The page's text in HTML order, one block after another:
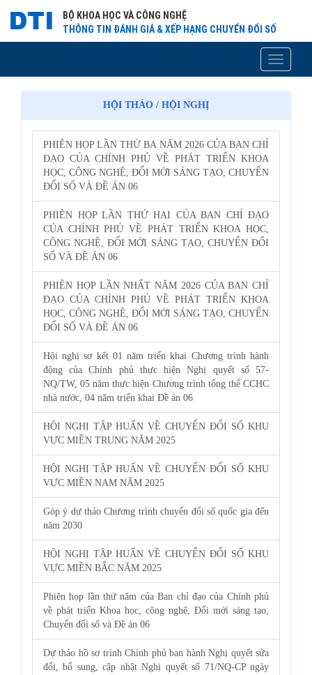
BỘ KHOA HỌC VÀ CÔNG NGHỆ
THÔNG TIN ĐÁNH GIÁ & XẾP HẠNG CHUYỂN ĐỔI SỐ
Toggle
HỘI THẢO / HỘI NGHỊ
PHIÊN HỌP LẦN THỨ BA NĂM 2026 CỦA BAN CHỈ
ĐẠO CỦA CHÍNH PHỦ VỀ PHÁT TRIỂN KHOA
HỌC, CÔNG NGHỆ, ĐỔI MỚI SÁNG TẠO, CHUYỂN
ĐỔI SỐ VÀ ĐỀ ÁN 06
PHIÊN HỌP LẦN THỨ HAI CỦA BAN CHỈ ĐẠO
CỦA CHÍNH PHỦ VỀ PHÁT TRIỂN KHOA HỌC,
CÔNG NGHỆ, ĐỔI MỚI SÁNG TẠO, CHUYỂN ĐỔI
SỐ VÀ ĐỀ ÁN 06
PHIÊN HỌP LẦN NHẤT NĂM 2026 CỦA BAN CHỈ
ĐẠO CỦA CHÍNH PHỦ VỀ PHÁT TRIỂN KHOA
HỌC, CÔNG NGHỆ, ĐỔI MỚI SÁNG TẠO, CHUYỂN
ĐỔI SỐ VÀ ĐỀ ÁN 06
Hội nghị sơ kết 01 năm triển khai Chương trình hành
động của Chính phủ thực hiện Nghị quyết số 57-
NQ/TW, 05 năm thực hiện Chương trình tổng thể CCHC
nhà nước, 04 năm triển khai Đề án 06
HỘI NGHỊ TẬP HUẤN VỀ CHUYỂN ĐỔI SỐ KHU
VỰC MIỀN TRUNG NĂM 2025
HỘI NGHỊ TẬP HUẤN VỀ CHUYỂN ĐỔI SỐ KHU
VỰC MIỀN NAM NĂM 2025
Góp ý dự thảo Chương trình chuyển đổi số quốc gia đến
năm 2030
HỘI NGHỊ TẬP HUẤN VỀ CHUYỂN ĐỔI SỐ KHU
VỰC MIỀN BẮC NĂM 2025
Phiên họp lần thứ năm của Ban chỉ đạo của Chính phủ
về phát triển Khoa học, công nghệ, Đổi mới sáng tạo,
Chuyển đổi số và Đề án 06
Dự thảo hồ sơ trình Chính phủ ban hành Nghị quyết sửa
đổi, bổ sung, cập nhật Nghị quyết số 71/NQ-CP ngày